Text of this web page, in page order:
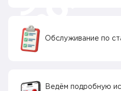
Обслуживание по
Ведём подробную